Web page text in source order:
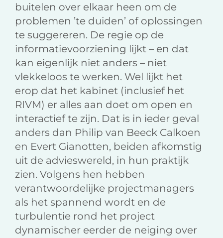
buitelen over elkaar heen om de
problemen ’te duiden’ of oplossingen
te suggereren. De regie op de
informatievoorziening lijkt – en dat
kan eigenlijk niet anders – niet
vlekkeloos te werken. Wel lijkt het
erop dat het kabinet (inclusief het
RIVM) er alles aan doet om open en
interactief te zijn. Dat is in ieder geval
anders dan Philip van Beeck Calkoen
en Evert Gianotten, beiden afkomstig
uit de advieswereld, in hun praktijk
zien. Volgens hen hebben
verantwoordelijke projectmanagers
als het spannend wordt en de
turbulentie rond het project
dynamischer eerder de neiging over